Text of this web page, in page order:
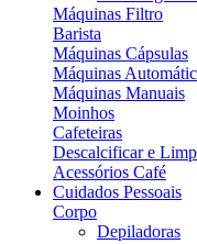
Máquinas Filtro
Barista
Máquinas Cápsulas
Máquinas
Máquinas Manuais
Moinhos
Cafeteiras
Descalcificar e
Acessórios Café
Cuidados Pessoais
Corpo
Depiladoras